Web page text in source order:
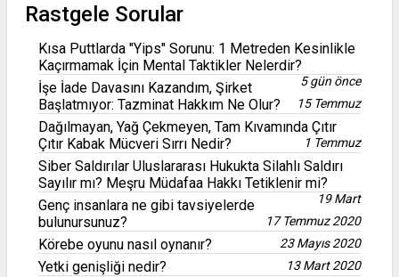
Rastgele Sorular
Kısa Puttlarda "Yips" Sorunu: 1 Metreden Kesinlikle
Kaçırmamak İçin Mental Taktikler Nelerdir?
5 gün önce
İşe İade Davasını Kazandım, Şirket
Başlatmıyor: Tazminat Hakkım Ne Olur?
15 Temmuz
Dağılmayan, Yağ Çekmeyen, Tam Kıvamında Çıtır
Çıtır Kabak Mücveri Sırrı Nedir?
1 Temmuz
Siber Saldırılar Uluslararası Hukukta Silahlı Saldırı
Sayılır mı? Meşru Müdafaa Hakkı Tetiklenir mi?
19 Mart
Genç insanlara ne gibi tavsiyelerde
bulunursunuz?
17 Temmuz 2020
Körebe oyunu nasıl oynanır? 23 Mayıs 2020
Yetki genişliği nedir? 13 Mart 2020